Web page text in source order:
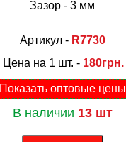
Зазор - 3 мм
Артикул - R7730
Цена на 1 шт. - 180грн.
Показать оптовые цены
В наличии 13 шт